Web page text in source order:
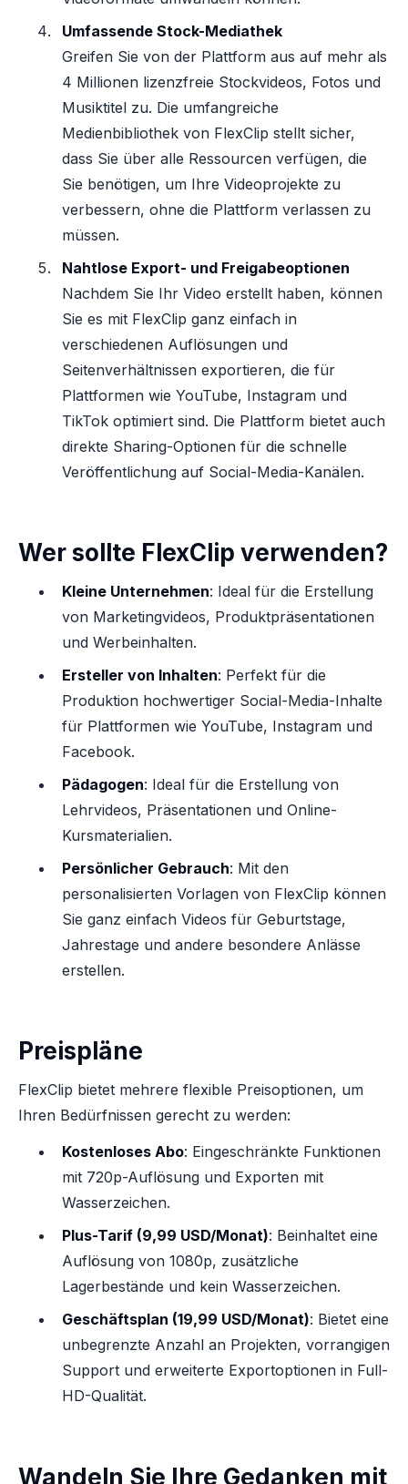
Umfassende Stock-Mediathek
Greifen Sie von der Plattform aus auf mehr als
4 Millionen lizenzfreie Stockvideos, Fotos und
Musiktitel zu. Die umfangreiche
Medienbibliothek von FlexClip stellt sicher,
dass Sie über alle Ressourcen verfügen, die
Sie benötigen, um Ihre Videoprojekte zu
verbessern, ohne die Plattform verlassen zu
müssen.
Nahtlose Export- und Freigabeoptionen
Nachdem Sie Ihr Video erstellt haben, können
Sie es mit FlexClip ganz einfach in
verschiedenen Auflösungen und
Seitenverhältnissen exportieren, die für
Plattformen wie YouTube, Instagram und
TikTok optimiert sind. Die Plattform bietet auch
direkte Sharing-Optionen für die schnelle
Veröffentlichung auf Social-Media-Kanälen.
Wer sollte FlexClip verwenden?
Kleine Unternehmen: Ideal für die Erstellung
von Marketingvideos, Produktpräsentationen
und Werbeinhalten.
Ersteller von Inhalten: Perfekt für die
Produktion hochwertiger Social-Media-Inhalte
für Plattformen wie YouTube, Instagram und
Facebook.
Pädagogen: Ideal für die Erstellung von
Lehrvideos, Präsentationen und Online-
Kursmaterialien.
Persönlicher Gebrauch: Mit den
personalisierten Vorlagen von FlexClip können
Sie ganz einfach Videos für Geburtstage,
Jahrestage und andere besondere Anlässe
erstellen.
Preispläne
FlexClip bietet mehrere flexible Preisoptionen, um
Ihren Bedürfnissen gerecht zu werden:
Kostenloses Abo: Eingeschränkte Funktionen
mit 720p-Auflösung und Exporten mit
Wasserzeichen.
Plus-Tarif (9,99 USD/Monat): Beinhaltet eine
Auflösung von 1080p, zusätzliche
Lagerbestände und kein Wasserzeichen.
Geschäftsplan (19,99 USD/Monat): Bietet eine
unbegrenzte Anzahl an Projekten, vorrangigen
Support und erweiterte Exportoptionen in Full-
HD-Qualität.
Wandeln Sie Ihre Gedanken mit